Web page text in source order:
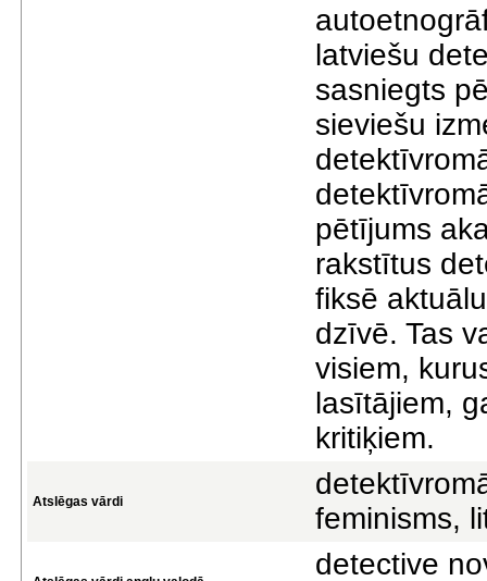
latviešu
sasniegts
sieviešu
pētījums
rakstītus
fiksē
dzīvē. Tas
visiem,
lasītājiem,
kritiķiem.
Atslēgas vārdi
feminisms,
detective